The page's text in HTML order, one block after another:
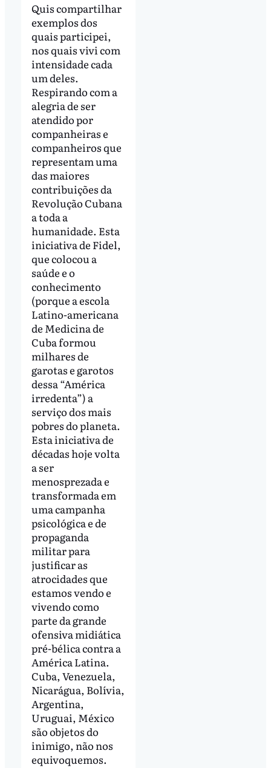
Quis compartilhar
exemplos dos
quais participei,
nos quais vivi com
intensidade cada
um deles.
Respirando com a
alegria de ser
atendido por
companheiras e
companheiros que
representam uma
das maiores
contribuições da
Revolução Cubana
a toda a
humanidade. Esta
iniciativa de Fidel,
que colocou a
saúde e o
conhecimento
(porque a escola
Latino-americana
de Medicina de
Cuba formou
milhares de
garotas e garotos
dessa “América
irredenta”) a
serviço dos mais
pobres do planeta.
Esta iniciativa de
décadas hoje volta
a ser
menosprezada e
transformada em
uma campanha
psicológica e de
propaganda
militar para
justificar as
atrocidades que
estamos vendo e
vivendo como
parte da grande
ofensiva midiática
pré-bélica contra a
América Latina.
Cuba, Venezuela,
Nicarágua, Bolívia,
Argentina,
Uruguai, México
são objetos do
inimigo, não nos
equivoquemos.